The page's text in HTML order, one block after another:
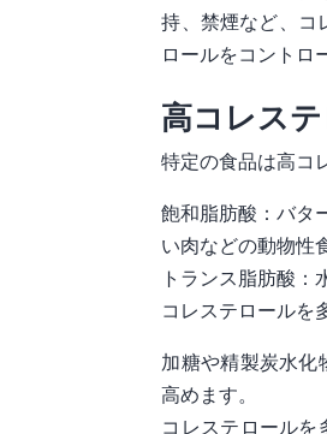
持、禁煙など、コ
ロールをコントロ
高コレス
特定の食品は高コ
飽和脂肪酸：バタ
い肉などの動物性
トランス脂肪酸：
コレステロールを
加糖や精製炭水化
高めます。
コレステロールを